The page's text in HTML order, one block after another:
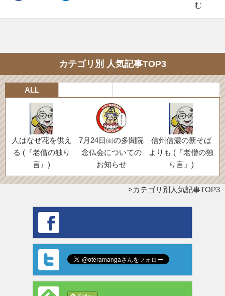
む
カテゴリ別 人気記事TOP3
ALL
人はなぜ花を供え
る (『老僧の独り
言』)
7月24日㈮の多聞院
念仏会についての
お知らせ
信州信濃の新そば
よりも (『老僧の独
り言』)
カテゴリ別人気記事TOP3